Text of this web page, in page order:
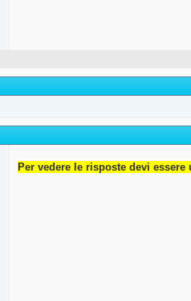
Per vedere le risposte devi